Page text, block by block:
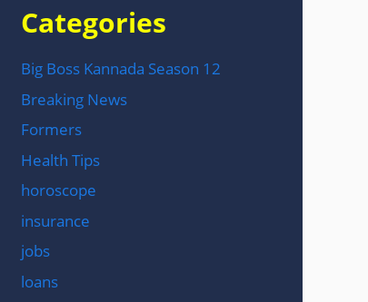
Categories
Big Boss Kannada Season 12
Breaking News
Formers
Health Tips
horoscope
insurance
jobs
loans